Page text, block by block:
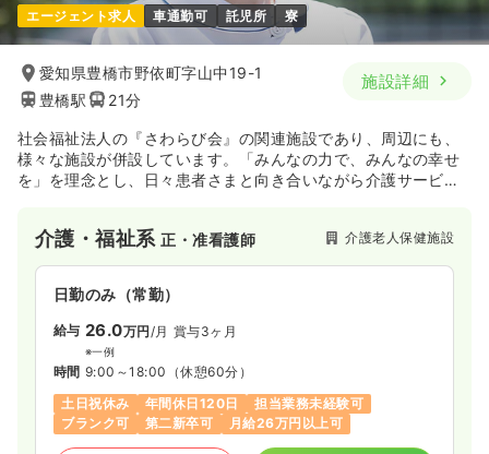
エージェント求人 車通勤可 託児所 寮
愛知県豊橋市野依町字山中19-1
豊橋駅
21分
施設詳細
社会福祉法人の『さわらび会』の関連施設であり、周辺にも、
様々な施設が併設しています。「みんなの力で、みんなの幸せ
を」を理念とし、日々患者さまと向き合いながら介護サービス
事業所運営を行っております。
介護・福祉系正・准看護師 介護老人保健施設
日勤のみ（常勤）
給与 26.0万円 /月 賞与3ヶ月
※一例
時間 9:00～18:00 （休憩60分）
土日祝休み
年間休日120日
担当業務未経験可
ブランク可
第二新卒可 月給26万円以上可